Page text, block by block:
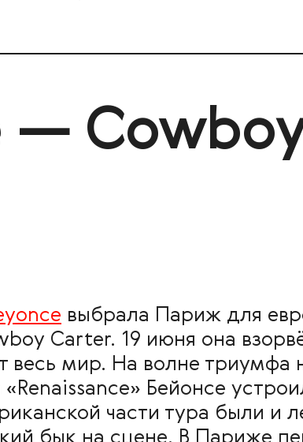
—
выбрала Париж для
Carter. 19 июня она
весь мир. На волне триумфа
Бейонсе
части тура были и